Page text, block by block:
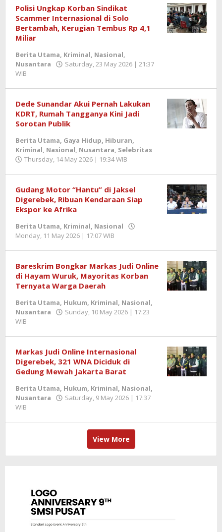
Polisi Ungkap Korban Sindikat
Scammer Internasional di Solo
Bertambah, Kerugian Tembus Rp 4,1
Miliar
Berita Utama, Kriminal, Nasional,
Nusantara
Saturday, 23 May 2026 | 21:37
WIB
Dede Sunandar Akui Pernah Lakukan
KDRT, Rumah Tangganya Kini Jadi
Sorotan Publik
Berita Utama, Gaya Hidup, Hiburan,
Kriminal, Nasional, Nusantara, Selebritas
Thursday, 14 May 2026 | 19:34 WIB
Gudang Motor “Hantu” di Jaksel
Digerebek, Ribuan Kendaraan Siap
Ekspor ke Afrika
Berita Utama, Kriminal, Nasional
Monday, 11 May 2026 | 17:07 WIB
Bareskrim Bongkar Markas Judi Online
di Hayam Wuruk, Mayoritas Korban
Ternyata Warga Daerah
Berita Utama, Hukum, Kriminal, Nasional,
Nusantara
Sunday, 10 May 2026 | 17:23
WIB
Markas Judi Online Internasional
Digerebek, 321 WNA Diciduk di
Gedung Mewah Jakarta Barat
Berita Utama, Hukum, Kriminal, Nasional,
Nusantara
Saturday, 9 May 2026 | 17:37
WIB
View More